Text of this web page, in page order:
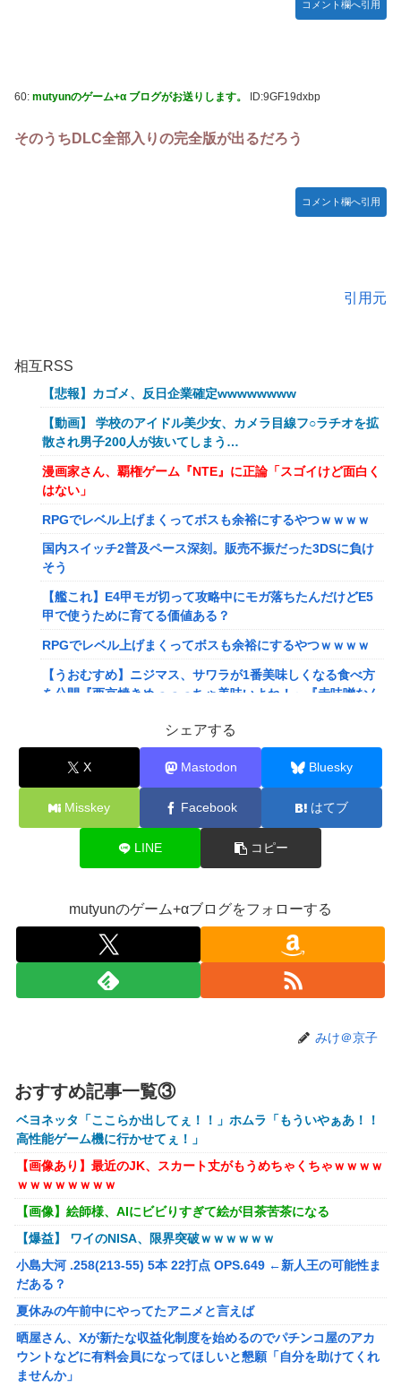
コメント欄へ引用
60: mutyunのゲーム+α ブログがお送りします。 ID:9GF19dxbp
そのうちDLC全部入りの完全版が出るだろう
コメント欄へ引用
引用元
相互RSS
【悲報】カゴメ、反日企業確定wwwwwwww
【動画】 学校のアイドル美少女、カメラ目線フ○ラチオを拡
散され男子200人が抜いてしまう…
漫画家さん、覇権ゲーム『NTE』に正論「スゴイけど面白く
はない」
RPGでレベル上げまくってボスも余裕にするやつｗｗｗｗ
国内スイッチ2普及ペース深刻。販売不振だった3DSに負け
そう
【艦これ】E4甲モガ切って攻略中にモガ落ちたんだけどE5
甲で使うために育てる価値ある？
RPGでレベル上げまくってボスも余裕にするやつｗｗｗｗ
【うおむすめ】ニジマス、サワラが1番美味しくなる食べ方
を公開『西京焼きめっっっちゃ美味いよね！』『赤味噌なん
【ななし】ねるちゃん「おじさんたち～！もりもり食べて元
気だすのよ～」
【にじさんじ】ソフィ、バッターボックスに立ってみた『え
えフォームや』『打球の伸びがすごい』
【画像】坂口杏里、逃走してウ●カスまで晒されるｗｗｗｗ
【動画】甲子園の女性審判、大誤審で炎上
【画像】キングダムの河了貂、「あったけぇ壁」に引き続き
更に味方をぶっ殺す作戦を実行する
トランプ「イランが核兵器を作れば、イタリアを2分で消滅
った作品
かるの？」
【放送事故】フジテレビ、女子大生を大量投入して闇深エロ
番組ｗｗｗｗ
【悲報】坂口杏里を家に住ませてあげた結果ｗｗｗｗ
【画像】女性、『大人のおもちゃ』を入れたままMRI検査を
受けた結果 →
「テイルズオブシンフォニア リマスター」発売日が2/16に
決定！最新の「発売日告知トレーラー」も公開！
実際『ゼルダ 時オカ』→『風タク』の時の空気感を知りた
い
昭和戦隊のロボデザイン、配信で追って見ると…
シェアする
X Mastodon Bluesky
Misskey Facebook はてブ
LINE コピー
mutyunのゲーム+αブログをフォローする
みけ＠京子
おすすめ記事一覧③
ベヨネッタ「ここらか出してぇ！！」ホムラ「もういやぁあ！！
高性能ゲーム機に行かせてぇ！」
【画像あり】最近のJK、スカート丈がもうめちゃくちゃｗｗｗｗ
ｗｗｗｗｗｗｗｗ
【画像】絵師様、AIにビビりすぎて絵が目茶苦茶になる
【爆益】 ワイのNISA、限界突破ｗｗｗｗｗｗ
小島大河 .258(213-55) 5本 22打点 OPS.649 ←新人王の可能性ま
だある？
夏休みの午前中にやってたアニメと言えば
晒屋さん、Xが新たな収益化制度を始めるのでパチンコ屋のアカ
ウントなどに有料会員になってほしいと懇願「自分を助けてくれ
ませんか」